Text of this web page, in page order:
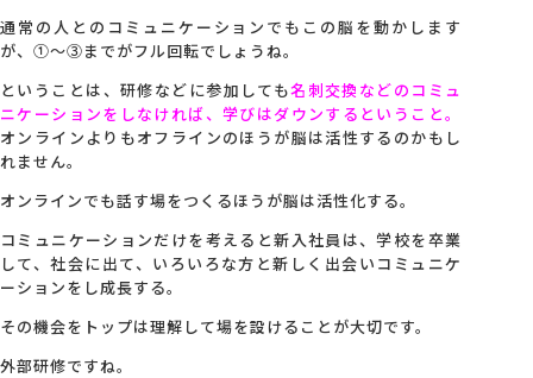
通常の人とのコミュニケーションでもこの脳を動かします
が、①～③までがフル回転でしょうね。
ということは、研修などに参加しても名刺交換などのコミュ
ニケーションをしなければ、学びはダウンするということ。
オンラインよりもオフラインのほうが脳は活性するのかもし
れません。
オンラインでも話す場をつくるほうが脳は活性化する。
コミュニケーションだけを考えると新入社員は、学校を卒業
して、社会に出て、いろいろな方と新しく出会いコミュニケ
ーションをし成長する。
その機会をトップは理解して場を設けることが大切です。
外部研修ですね。